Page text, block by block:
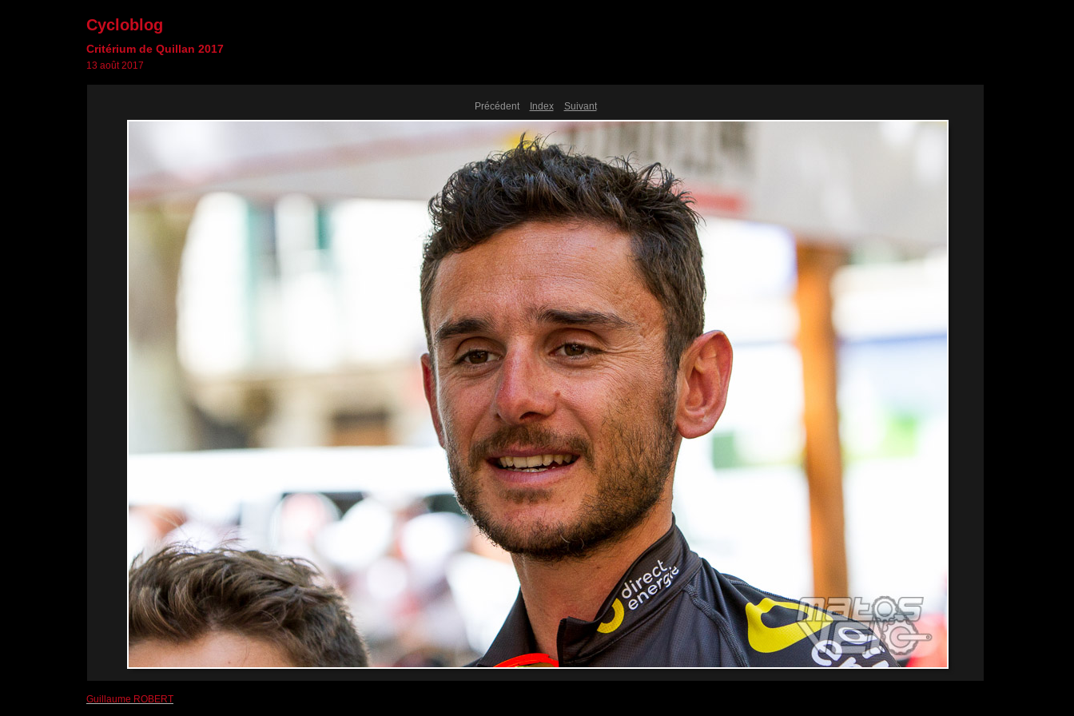
Cycloblog
Critérium de Quillan 2017
13 août 2017
Précédent Index Suivant
Guillaume ROBERT